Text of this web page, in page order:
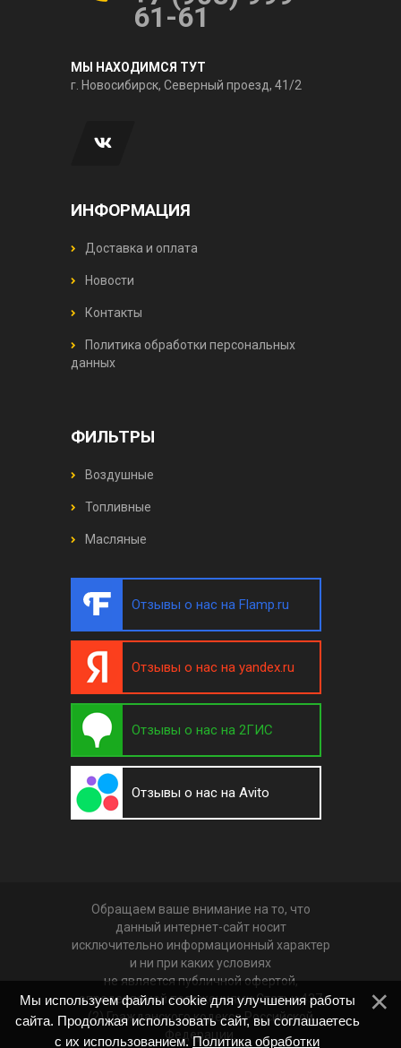
61-61
МЫ НАХОДИМСЯ ТУТ
г. Новосибирск, Северный проезд, 41/2
ИНФОРМАЦИЯ
Доставка и оплата
Новости
Контакты
Политика обработки персональных
данных
ФИЛЬТРЫ
Воздушные
Топливные
Масляные
Отзывы о нас на Flamp.ru
Отзывы о нас на yandex.ru
Отзывы о нас на 2ГИС
Отзывы о нас на Avito
Обращаем ваше внимание на то, что
данный интернет-сайт носит
исключительно информационный характер
и ни при каких условиях
не является публичной офертой,
определяемой положениями Статьи 437
(2) Гражданского кодекса Российской
Федерации.
Мы используем файлы cookie для улучшения работы
сайта. Продолжая использовать сайт, вы соглашаетесь
с их использованием.Политика обработки